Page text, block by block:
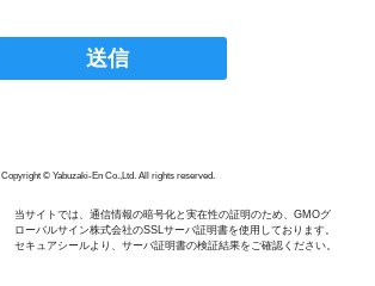
Copyright © Yabuzaki-En Co.,Ltd. All rights reserved.
当サイトでは、通信情報の暗号化と実在性の証明のため、GMOグ
ローバルサイン株式会社のSSLサーバ証明書を使用しております。
セキュアシールより、サーバ証明書の検証結果をご確認ください。